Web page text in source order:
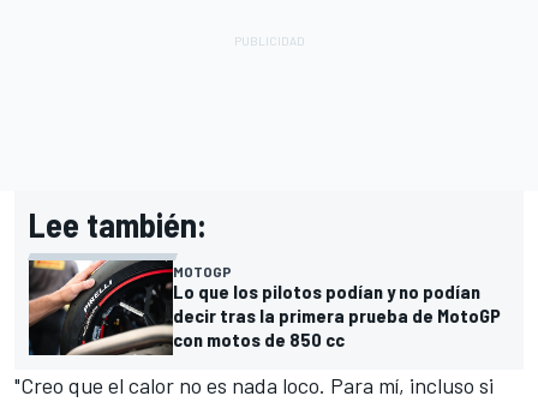
Lee también:
MOTOGP
Lo que los pilotos podían y no podían
decir tras la primera prueba de MotoGP
con motos de 850 cc
"Creo que el calor no es nada loco. Para mí, incluso si